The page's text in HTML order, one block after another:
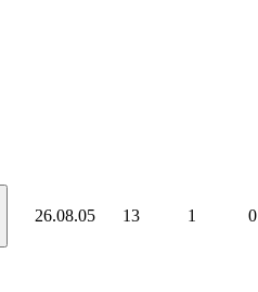
26.08.05 13 1 0